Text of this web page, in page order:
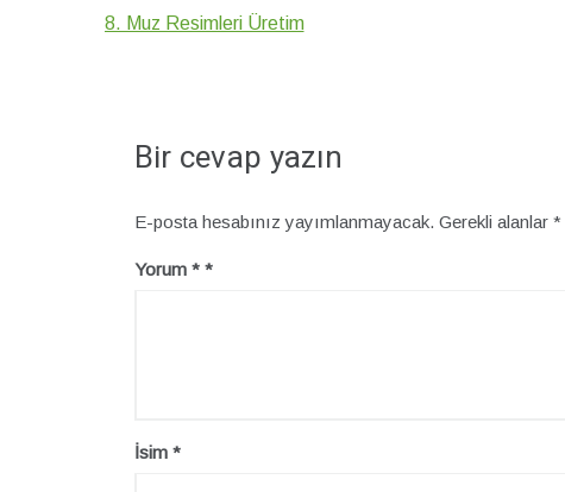
8. Muz Resimleri Üretim
Bir cevap yazın
E-posta hesabınız yayımlanmayacak. Gerekli alanlar *
Yorum *
İsim *